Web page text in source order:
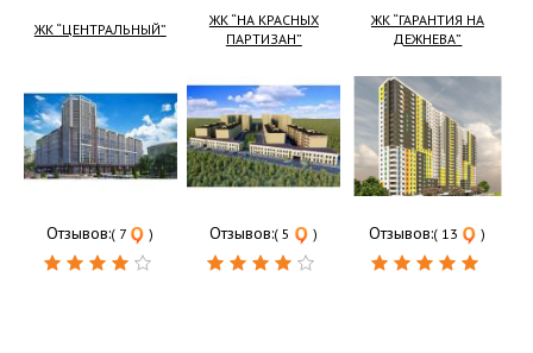
ЖК “ЦЕНТРАЛЬНЫЙ”
Отзывов:( 7 )
ЖК “НА КРАСНЫХ
ПАРТИЗАН”
Отзывов:( 5 )
ЖК “ГАРАНТИЯ НА
ДЕЖНЕВА”
Отзывов:( 13 )